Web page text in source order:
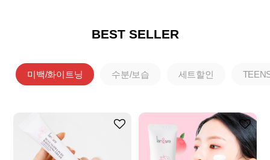
BEST SELLER
미백/화이트닝 수분/보습 세트할인